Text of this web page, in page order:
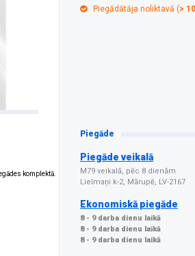
komplektā.
Piegādātāja noliktavā (> 10
Piegāde
Piegāde veikalā
M79 veikalā, pēc 8 dienām
Lielmaņi k-2, Mārupē, LV-2167
Ekonomiskā piegāde
8 - 9 darba dienu laikā
8 - 9 darba dienu laikā
8 - 9 darba dienu laikā